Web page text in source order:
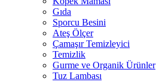
Gıda
Sporcu Besini
Ateş Ölçer
Çamaşır Temizleyici
Temizlik
Gurme ve Organik Ürünler
Tuz Lambası